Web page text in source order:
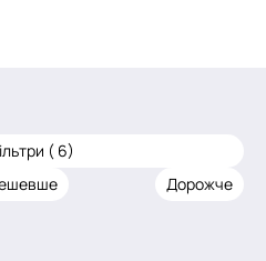
Фільтри ( 6)
Дорожче